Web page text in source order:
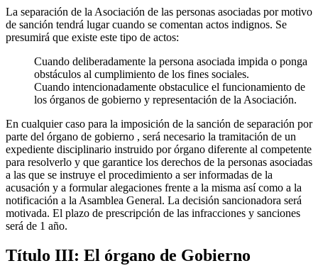
La separación de la Asociación de las personas asociadas por motivo
de sanción tendrá lugar cuando se comentan actos indignos. Se
presumirá que existe este tipo de actos:
Cuando deliberadamente la persona asociada impida o ponga
obstáculos al cumplimiento de los fines sociales.
Cuando intencionadamente obstaculice el funcionamiento de
los órganos de gobierno y representación de la Asociación.
En cualquier caso para la imposición de la sanción de separación por
parte del órgano de gobierno , será necesario la tramitación de un
expediente disciplinario instruido por órgano diferente al competente
para resolverlo y que garantice los derechos de la personas asociadas
a las que se instruye el procedimiento a ser informadas de la
acusación y a formular alegaciones frente a la misma así como a la
notificación a la Asamblea General. La decisión sancionadora será
motivada. El plazo de prescripción de las infracciones y sanciones
será de 1 año.
Título III: El órgano de Gobierno